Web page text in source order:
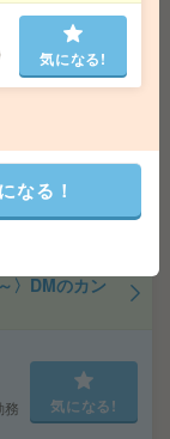
気になる!
ール貼り
気になる!
〉DMのカン
務
気になる!
気になる!
なる！